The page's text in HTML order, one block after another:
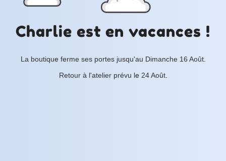
Charlie est en vacances !
La boutique ferme ses portes jusqu'au Dimanche 16 Août.
Retour à l'atelier prévu le 24 Août.